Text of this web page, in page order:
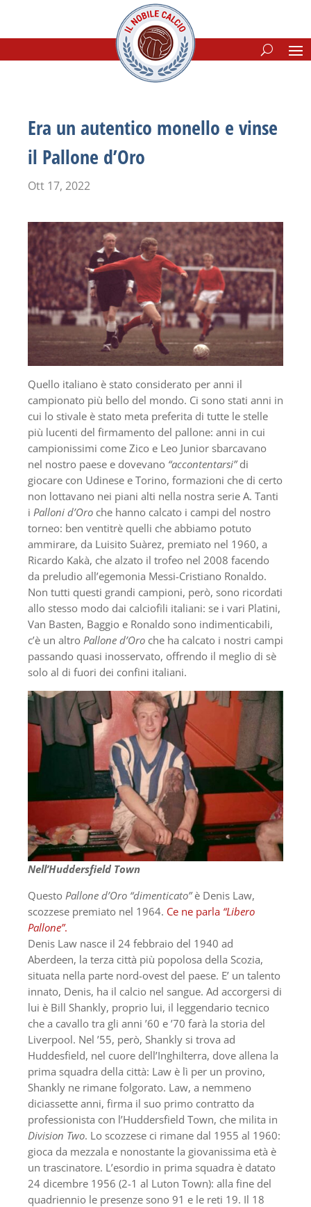
Era un autentico monello e vinse
il Pallone d’Oro
Ott 17, 2022
Quello italiano è stato considerato per anni il
campionato più bello del mondo. Ci sono stati anni in
cui lo stivale è stato meta preferita di tutte le stelle
più lucenti del firmamento del pallone: anni in cui
campionissimi come Zico e Leo Junior sbarcavano
nel nostro paese e dovevano “accontentarsi”di
giocare con Udinese e Torino, formazioni che di certo
non lottavano nei piani alti nella nostra serie A. Tanti
i Palloni d’Oro che hanno calcato i campi del nostro
torneo: ben ventitrè quelli che abbiamo potuto
ammirare, da Luisito Suàrez, premiato nel 1960, a
Ricardo Kakà, che alzato il trofeo nel 2008 facendo
da preludio all’egemonia Messi-Cristiano Ronaldo.
Non tutti questi grandi campioni, però, sono ricordati
allo stesso modo dai calciofili italiani: se i vari Platini,
Van Basten, Baggio e Ronaldo sono indimenticabili,
c’è un altro Pallone d’Oro che ha calcato i nostri campi
passando quasi inosservato, offrendo il meglio di sè
solo al di fuori dei confini italiani.
Nell’Huddersfield Town
Questo Pallone d’Oro “dimenticato”è Denis Law,
scozzese premiato nel 1964. Ce ne parla “Libero
Pallone”.
Denis Law nasce il 24 febbraio del 1940 ad
Aberdeen, la terza città più popolosa della Scozia,
situata nella parte nord-ovest del paese. E’ un talento
innato, Denis, ha il calcio nel sangue. Ad accorgersi di
lui è Bill Shankly, proprio lui, il leggendario tecnico
che a cavallo tra gli anni ’60 e ’70 farà la storia del
Liverpool. Nel ’55, però, Shankly si trova ad
Huddesfield, nel cuore dell’Inghilterra, dove allena la
prima squadra della città: Law è lì per un provino,
Shankly ne rimane folgorato. Law, a nemmeno
diciassette anni, firma il suo primo contratto da
professionista con l’Huddersfield Town, che milita in
Division Two. Lo scozzese ci rimane dal 1955 al 1960:
gioca da mezzala e nonostante la giovanissima età è
un trascinatore. L’esordio in prima squadra è datato
24 dicembre 1956 (2-1 al Luton Town): alla fine del
quadriennio le presenze sono 91 e le reti 19. Il 18